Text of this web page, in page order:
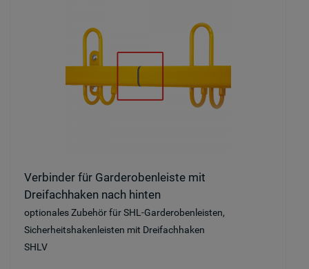
Verbinder für Garderobenleiste mit
Dreifachhaken nach hinten
optionales Zubehör für SHL-Garderobenleisten,
Sicherheitshakenleisten mit Dreifachhaken
SHLV